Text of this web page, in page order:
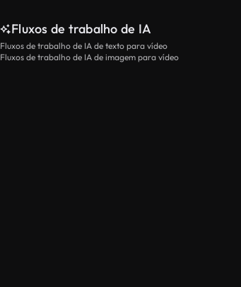
Fluxos de trabalho de IA
Fluxos de trabalho de IA de texto para vídeo
Fluxos de trabalho de IA de imagem para vídeo